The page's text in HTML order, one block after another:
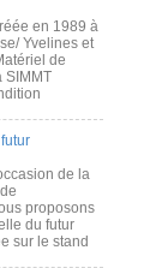
en 1989 à
Yvelines et
de
SIMMT
de la
proposons
du futur
sur le stand